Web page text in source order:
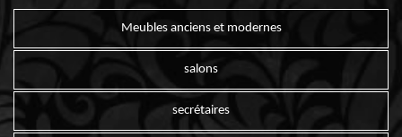
Meubles anciens et modernes
salons
secrétaires